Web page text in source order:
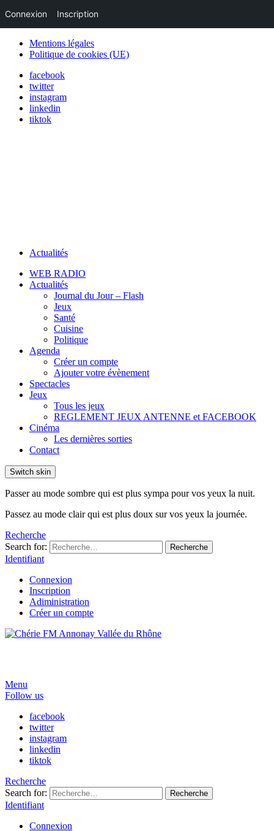
Mentions légales
Politique de cookies (UE)
facebook
twitter
instagram
linkedin
tiktok
Actualités
WEB RADIO
Actualités
Journal du Jour – Flash
Jeux
Santé
Cuisine
Politique
Agenda
Créer un compte
Ajouter votre évènement
Spectacles
Jeux
Tous les jeux
REGLEMENT JEUX ANTENNE et FACEBOOK
Cinéma
Les dernières sorties
Contact
Switch skin
Passer au mode sombre qui est plus sympa pour vos yeux la nuit.
Passez au mode clair qui est plus doux sur vos yeux la journée.
Recherche
Search for:
Recherche
Identifiant
Connexion
Inscription
Adiministration
Créer un compte
Menu
Follow us
facebook
twitter
instagram
linkedin
tiktok
Recherche
Search for:
Recherche
Identifiant
Connexion
Connexion Inscription